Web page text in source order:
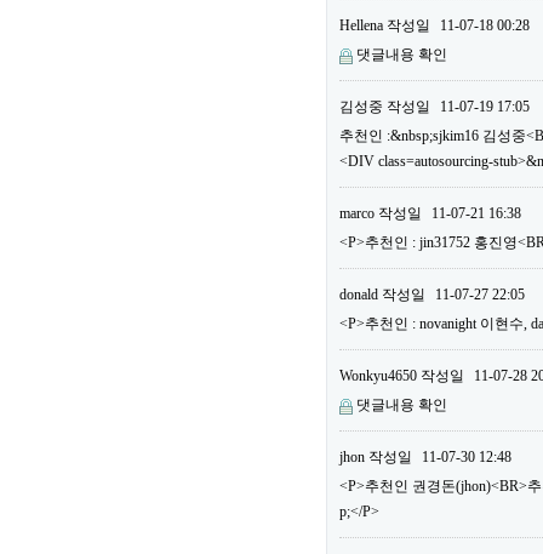
Hellena 작성일
11-07-18 00:28
댓글내용 확인
김성중 작성일
11-07-19 17:05
추천인 :&nbsp;sjkim16 김성중
<DIV class=autosourcing-
marco 작성일
11-07-21 16:38
<P>추천인 : jin31752 홍진영
donald 작성일
11-07-27 22:05
<P>추천인 : novanight 이현수,
Wonkyu4650 작성일
11-07-28
댓글내용 확인
jhon 작성일
11-07-30 12:48
<P>추천인 권경돈(jhon)<BR>
p;</P>